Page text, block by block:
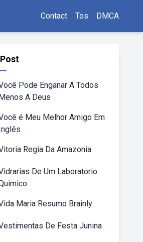
Contact Tos DMCA
Pode Enganar A Todos
A Deus
é Meu Melhor Amigo Em
Regia Da Amazonia
De Um Laboratorio
Maria Resumo Brainly
De Festa Junina